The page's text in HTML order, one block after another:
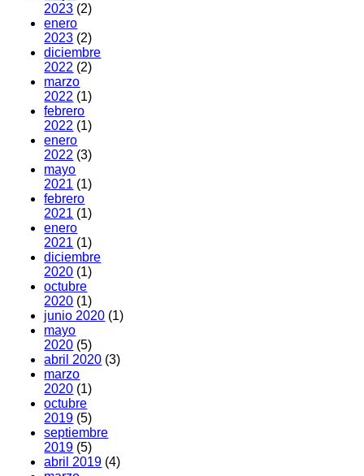
2023 (2)
enero
2023 (2)
diciembre
2022 (2)
marzo
2022 (1)
febrero
2022 (1)
enero
2022 (3)
mayo
2021 (1)
febrero
2021 (1)
enero
2021 (1)
diciembre
2020 (1)
octubre
2020 (1)
junio 2020 (1)
mayo
2020 (5)
abril 2020 (3)
marzo
2020 (1)
octubre
2019 (5)
septiembre
2019 (5)
abril 2019 (4)